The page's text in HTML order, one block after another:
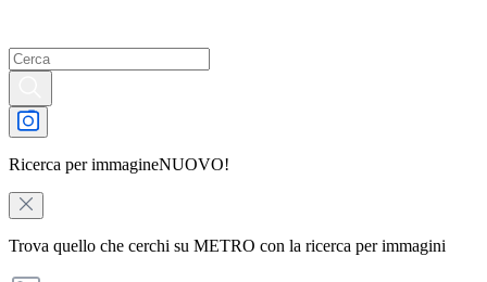
Ricerca per immagineNUOVO!
Trova quello che cerchi su METRO con la ricerca per immagini